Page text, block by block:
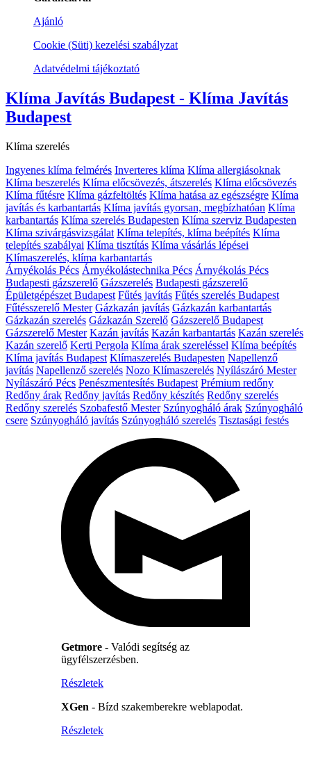
Ajánló
Cookie (Süti) kezelési szabályzat
Adatvédelmi tájékoztató
Klíma Javítás Budapest - Klíma Javítás
Budapest
Klíma szerelés
Ingyenes klíma felmérés Inverteres klíma Klíma allergiásoknak
Klíma beszerelés Klíma előcsövezés, átszerelés Klíma előcsövezés
Klíma fűtésre Klíma gázfeltöltés Klíma hatása az egészségre Klíma
javítás és karbantartás Klíma javítás gyorsan, megbízhatóan Klíma
karbantartás Klíma szerelés Budapesten Klíma szerviz Budapesten
Klíma szivárgásvizsgálat Klíma telepítés, klíma beépítés Klíma
telepítés szabályai Klíma tisztítás Klíma vásárlás lépései
Klímaszerelés, klíma karbantartás
Árnyékolás Pécs Árnyékolástechnika Pécs Árnyékolás Pécs
Budapesti gázszerelő Gázszerelés Budapesti gázszerelő
Épületgépészet Budapest Fűtés javítás Fűtés szerelés Budapest
Fűtésszerelő Mester Gázkazán javítás Gázkazán karbantartás
Gázkazán szerelés Gázkazán Szerelő Gázszerelő Budapest
Gázszerelő Mester Kazán javítás Kazán karbantartás Kazán szerelés
Kazán szerelő Kerti Pergola Klíma árak szereléssel Klíma beépítés
Klíma javítás Budapest Klímaszerelés Budapesten Napellenző
javítás Napellenző szerelés Nozo Klímaszerelés Nyílászáró Mester
Nyílászáró Pécs Penészmentesítés Budapest Prémium redőny
Redőny árak Redőny javítás Redőny készítés Redőny szerelés
Redőny szerelés Szobafestő Mester Szúnyogháló árak Szúnyogháló
csere Szúnyogháló javítás Szúnyogháló szerelés Tisztasági festés
Getmore - Valódi segítség az
ügyfélszerzésben.
Részletek
XGen - Bízd szakemberekre weblapodat.
Részletek